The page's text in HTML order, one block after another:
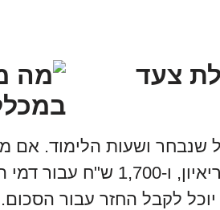
צעד
ושעות הלימוד. אם
כדי להירשם יש לשלם 300 ש"ח עבור
לקבל החזר עבור